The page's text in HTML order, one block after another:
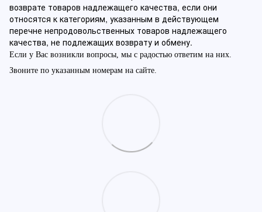
возврате товаров надлежащего качества, если они
относятся к категориям, указанным в действующем
перечне непродовольственных товаров надлежащего
качества, не подлежащих возврату и обмену.
Если у Вас возникли вопросы, мы с радостью ответим на них.
Звоните по указанным номерам на сайте.